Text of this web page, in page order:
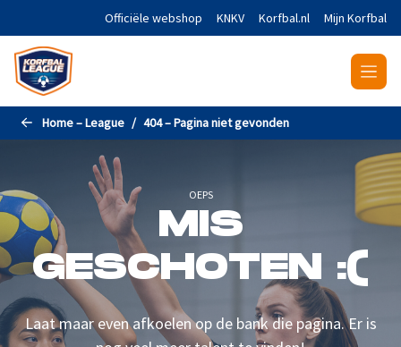
Naar de hoofdinhoud gaanOfficiële webshop KNKV Korfbal.nl Mijn Korfbal
Home – League 404 – Pagina niet gevonden
OEPS
MIS
GESCHOTEN :(
Laat maar even afkoelen op de bank die pagina. Er is